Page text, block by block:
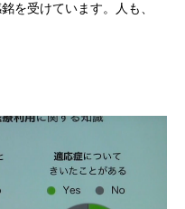
を受けています。人も、